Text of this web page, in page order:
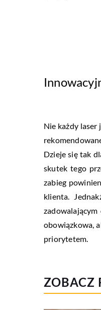
Nie każdy laser
Dzieje się tak
skutek tego
zabieg
klienta.
obowiązkowa,
priorytetem.
ZOBACZ